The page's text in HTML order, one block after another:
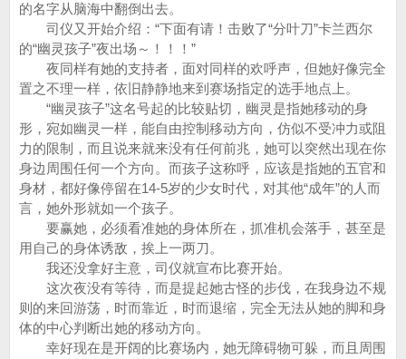
的名字从脑海中翻倒出去。
司仪又开始介绍：“下面有请！击败了“分叶刀”卡兰西尔
的“幽灵孩子”夜出场～！！！”
夜同样有她的支持者，面对同样的欢呼声，但她好像完全
置之不理一样，依旧静静地来到赛场指定的选手地点上。
“幽灵孩子”这名号起的比较贴切，幽灵是指她移动的身
形，宛如幽灵一样，能自由控制移动方向，仿似不受冲力或阻
力的限制，而且说来就来没有任何前兆，她可以突然出现在你
身边周围任何一个方向。而孩子这称呼，应该是指她的五官和
身材，都好像停留在14-5岁的少女时代，对其他“成年”的人而
言，她外形就如一个孩子。
要赢她，必须看准她的身体所在，抓准机会落手，甚至是
用自己的身体诱敌，挨上一两刀。
我还没拿好主意，司仪就宣布比赛开始。
这次夜没有等待，而是提起她古怪的步伐，在我身边不规
则的来回游荡，时而靠近，时而退缩，完全无法从她的脚和身
体的中心判断出她的移动方向。
幸好现在是开阔的比赛场内，她无障碍物可躲，而且周围